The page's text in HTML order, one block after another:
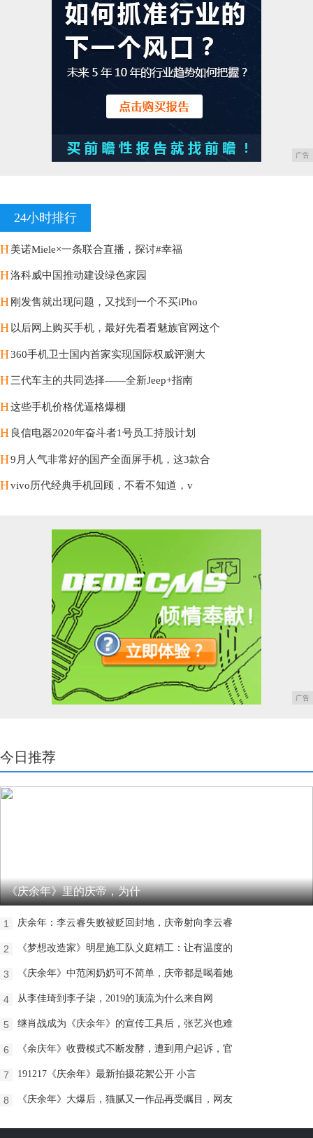
广告
24小时排行
H美诺Miele×一条联合直播，探讨#幸福
H洛科威中国推动建设绿色家园
H刚发售就出现问题，又找到一个不买iPho
H 以后网上购买手机，最好先看看魅族官网这个
H360手机卫士国内首家实现国际权威评测大
H三代车主的共同选择——全新Jeep+指南
H这些手机价格优逼格爆棚
H 良信电器2020年奋斗者1号员工持股计划
H9月人气非常好的国产全面屏手机，这3款合
Hvivo历代经典手机回顾，不看不知道，v
广告
今日推荐
《庆余年》里的庆帝，为什
1 庆余年：李云睿失败被贬回封地，庆帝射向李云睿
2 《梦想改造家》明星施工队义庭精工：让有温度的
3 《庆余年》中范闲奶奶可不简单，庆帝都是喝着她
4 从李佳琦到李子柒，2019的顶流为什么来自网
5 继肖战成为《庆余年》的宣传工具后，张艺兴也难
6 《余庆年》收费模式不断发酵，遭到用户起诉，官
7 191217《庆余年》最新拍摄花絮公开 小言
8 《庆余年》大爆后，猫腻又一作品再受瞩目，网友